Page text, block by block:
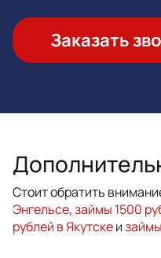
Заказать
Стоит обратить
Энгельсе,займы 1500
рублей в Якутскеи